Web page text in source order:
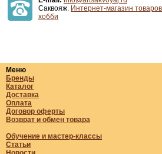
Саквояж. Интернет-магазин
хобби
Меню
Бренды
Каталог
Доставка
Оплата
Договор оферты
Возврат и обмен товара
Обучение и мастер-классы
Статьи